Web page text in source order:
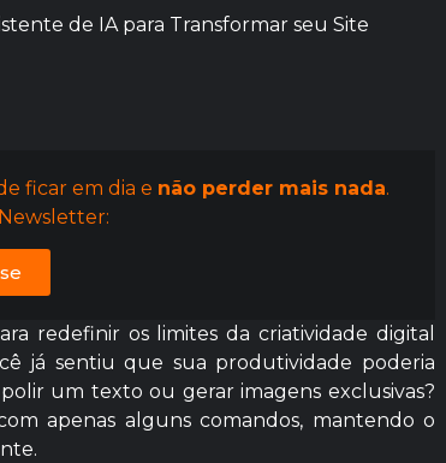
de IA para Transformar seu Site
ficar em dia e não perder mais nada.
redefinir os limites da criatividade digital
já sentiu que sua produtividade poderia
um texto ou gerar imagens exclusivas?
apenas alguns comandos, mantendo o